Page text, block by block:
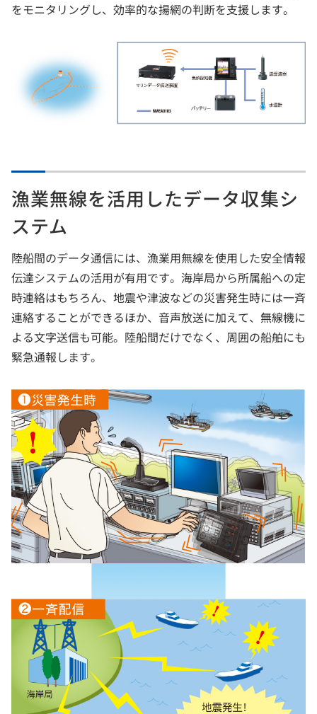
をモニタリングし、効率的な揚網の判断を支援します。
漁業無線を活用したデータ収集シ
ステム
陸船間のデータ通信には、漁業用無線を使用した安全情報
伝達システムの活用が有用です。海岸局から所属船への定
時連絡はもちろん、地震や津波などの災害発生時には一斉
連絡することができるほか、音声放送に加えて、無線機に
よる文字送信も可能。陸船間だけでなく、周囲の船舶にも
緊急通報します。